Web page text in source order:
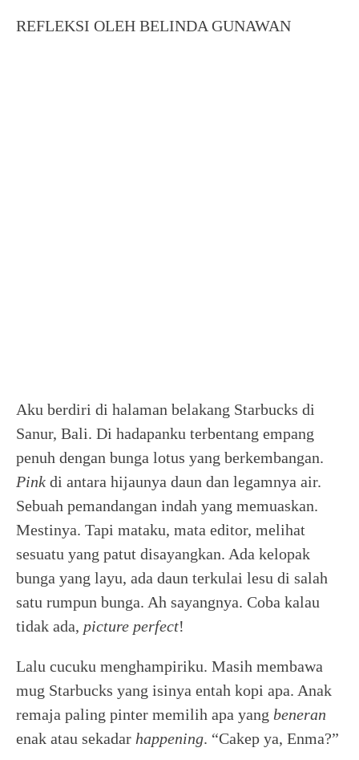
REFLEKSI OLEH BELINDA GUNAWAN
Aku berdiri di halaman belakang Starbucks di
Sanur, Bali. Di hadapanku terbentang empang
penuh dengan bunga lotus yang berkembangan.
Pink di antara hijaunya daun dan legamnya air.
Sebuah pemandangan indah yang memuaskan.
Mestinya. Tapi mataku, mata editor, melihat
sesuatu yang patut disayangkan. Ada kelopak
bunga yang layu, ada daun terkulai lesu di salah
satu rumpun bunga. Ah sayangnya. Coba kalau
tidak ada, picture perfect!
Lalu cucuku menghampiriku. Masih membawa
mug Starbucks yang isinya entah kopi apa. Anak
remaja paling pinter memilih apa yang beneran
enak atau sekadar happening. “Cakep ya, Enma?”